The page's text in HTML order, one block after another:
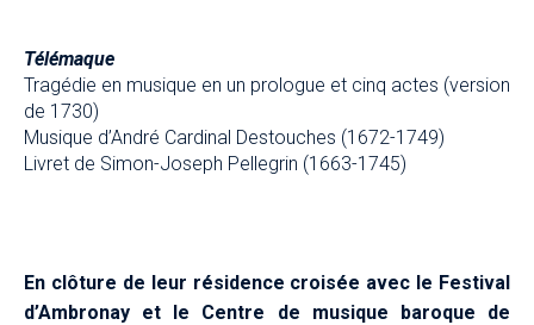
Télémaque
Tragédie en musique en un prologue et cinq actes (version
de 1730)
Musique d’André Cardinal Destouches (1672-1749)
Livret de Simon-Joseph Pellegrin (1663-1745)
En clôture de leur résidence croisée avec le Festival
d’Ambronay et le Centre de musique baroque de